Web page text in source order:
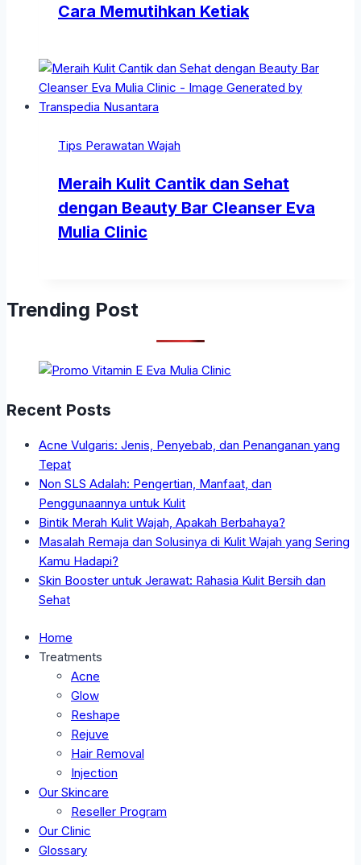
Cara Memutihkan Ketiak
Tips Perawatan Wajah
Meraih Kulit Cantik dan Sehat
dengan Beauty Bar Cleanser Eva
Mulia Clinic
Trending Post
Recent Posts
Acne Vulgaris: Jenis, Penyebab, dan Penanganan yang
Tepat
Non SLS Adalah: Pengertian, Manfaat, dan
Penggunaannya untuk Kulit
Bintik Merah Kulit Wajah, Apakah Berbahaya?
Masalah Remaja dan Solusinya di Kulit Wajah yang Sering
Kamu Hadapi?
Skin Booster untuk Jerawat: Rahasia Kulit Bersih dan
Sehat
Home
Treatments
Acne
Glow
Reshape
Rejuve
Hair Removal
Injection
Our Skincare
Reseller Program
Our Clinic
Glossary